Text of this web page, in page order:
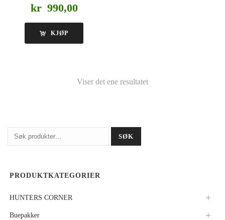
kr 990,00
KJØP
Viser det ene resultatet
Søk
etter:
SØK
PRODUKTKATEGORIER
HUNTERS CORNER
Buepakker